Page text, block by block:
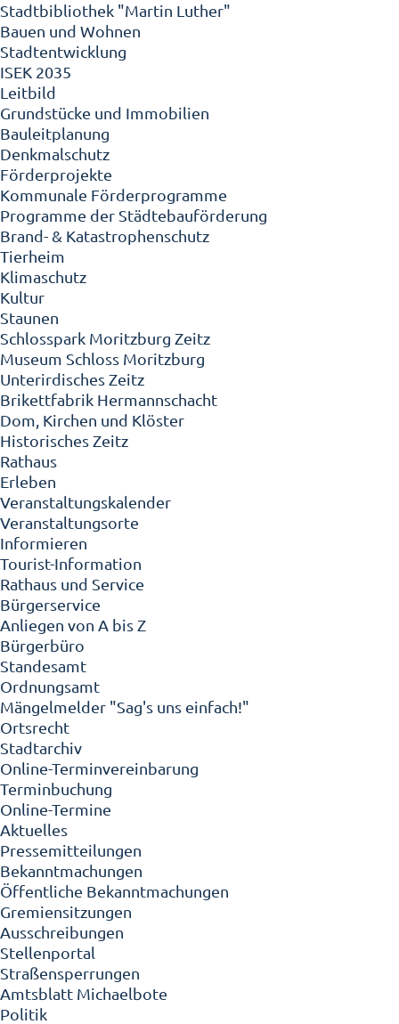
Stadtbibliothek "Martin Luther"
Bauen und Wohnen
Stadtentwicklung
ISEK 2035
Leitbild
Grundstücke und Immobilien
Bauleitplanung
Denkmalschutz
Förderprojekte
Kommunale Förderprogramme
Programme der Städtebauförderung
Brand- & Katastrophenschutz
Tierheim
Klimaschutz
Kultur
Staunen
Schlosspark Moritzburg Zeitz
Museum Schloss Moritzburg
Unterirdisches Zeitz
Brikettfabrik Hermannschacht
Dom, Kirchen und Klöster
Historisches Zeitz
Rathaus
Erleben
Veranstaltungskalender
Veranstaltungsorte
Informieren
Tourist-Information
Rathaus und Service
Bürgerservice
Anliegen von A bis Z
Bürgerbüro
Standesamt
Ordnungsamt
Mängelmelder "Sag's uns einfach!"
Ortsrecht
Stadtarchiv
Online-Terminvereinbarung
Terminbuchung
Online-Termine
Aktuelles
Pressemitteilungen
Bekanntmachungen
Öffentliche Bekanntmachungen
Gremiensitzungen
Ausschreibungen
Stellenportal
Straßensperrungen
Amtsblatt Michaelbote
Politik